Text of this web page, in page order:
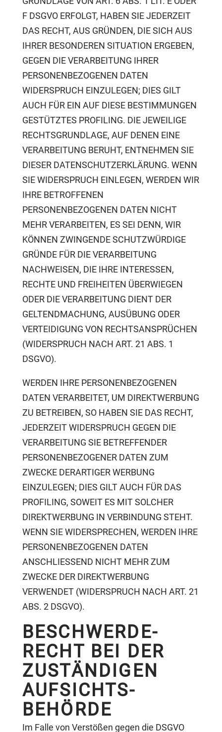
F DSGVO ERFOLGT, HABEN SIE JEDERZEIT
DAS RECHT, AUS GRÜNDEN, DIE SICH AUS
IHRER BESONDEREN SITUATION ERGEBEN,
GEGEN DIE VERARBEITUNG IHRER
PERSONENBEZOGENEN DATEN
WIDERSPRUCH EINZULEGEN; DIES GILT
AUCH FÜR EIN AUF DIESE BESTIMMUNGEN
GESTÜTZTES PROFILING. DIE JEWEILIGE
RECHTSGRUNDLAGE, AUF DENEN EINE
VERARBEITUNG BERUHT, ENTNEHMEN SIE
DIESER DATENSCHUTZERKLÄRUNG. WENN
SIE WIDERSPRUCH EINLEGEN, WERDEN WIR
IHRE BETROFFENEN
PERSONENBEZOGENEN DATEN NICHT
MEHR VERARBEITEN, ES SEI DENN, WIR
KÖNNEN ZWINGENDE SCHUTZWÜRDIGE
GRÜNDE FÜR DIE VERARBEITUNG
NACHWEISEN, DIE IHRE INTERESSEN,
RECHTE UND FREIHEITEN ÜBERWIEGEN
ODER DIE VERARBEITUNG DIENT DER
GELTENDMACHUNG, AUSÜBUNG ODER
VERTEIDIGUNG VON RECHTSANSPRÜCHEN
(WIDERSPRUCH NACH ART. 21 ABS. 1
DSGVO).
WERDEN IHRE PERSONENBEZOGENEN
DATEN VERARBEITET, UM DIREKTWERBUNG
ZU BETREIBEN, SO HABEN SIE DAS RECHT,
JEDERZEIT WIDERSPRUCH GEGEN DIE
VERARBEITUNG SIE BETREFFENDER
PERSONENBEZOGENER DATEN ZUM
ZWECKE DERARTIGER WERBUNG
EINZULEGEN; DIES GILT AUCH FÜR DAS
PROFILING, SOWEIT ES MIT SOLCHER
DIREKTWERBUNG IN VERBINDUNG STEHT.
WENN SIE WIDERSPRECHEN, WERDEN IHRE
PERSONENBEZOGENEN DATEN
ANSCHLIESSEND NICHT MEHR ZUM
ZWECKE DER DIREKTWERBUNG
VERWENDET (WIDERSPRUCH NACH ART. 21
ABS. 2 DSGVO).
BESCHWERDE­
RECHT BEI DER
ZUSTÄNDIGEN
AUFSICHTS­
BEHÖRDE
Im Falle von Verstößen gegen die DSGVO